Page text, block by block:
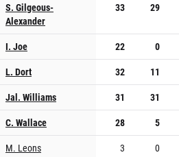
S. Gilgeous-
Alexander
33 29
I. Joe 22 0
L. Dort
32 11
Jal. Williams
31 31
C. Wallace
28 5
M. Leons
3 0